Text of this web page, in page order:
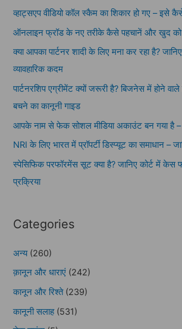
व्हाट्सएप वीडियो कॉल स्कैम का शिकार हो गए – इसे
ऑनलाइन फ्रॉड के नए तरीके कैसे पहचानें और खुद
क्या आपका पार्टनर शादी के लिए मना कर रहा है?
व्यावहारिक कदम
पार्टनरशिप एग्रीमेंट क्यों जरूरी है? बिजनेस में होने
बचने का कानूनी गाइड
आपके नाम से फेक सोशल मीडिया अकाउंट बन गया है –
NRI के लिए भारत में प्रॉपर्टी डिस्प्यूट का समाधान –
स्पेसिफिक परफॉरमेंस सूट क्या है? जानिए कोर्ट में केस
प्रक्रिया
Categories
अन्य(260)
क़ानून और धाराएं (242)
कानून और रिश्ते(239)
कानूनी सलाह(531)